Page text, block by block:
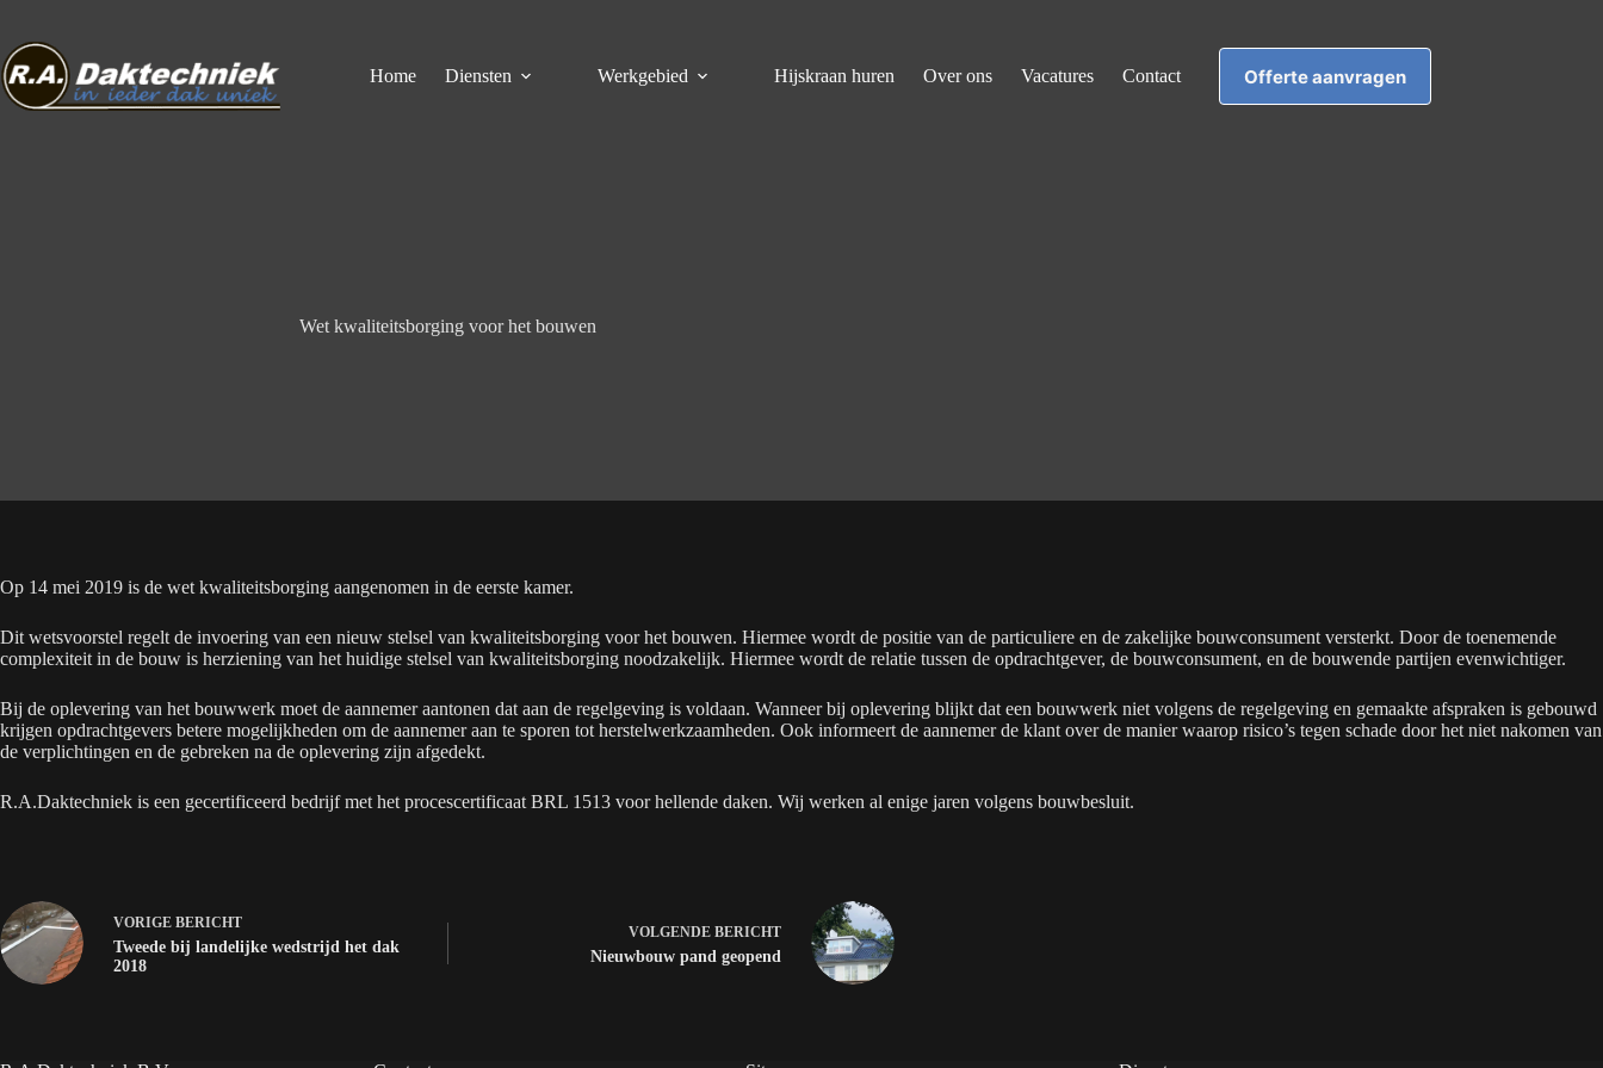
de
inhoud
Home Diensten Werkgebied Hijskraan huren Over ons Vacatures Contact Offerte aanvragen
Wet kwaliteitsborging voor het bouwen
Op 14 mei 2019 is de wet kwaliteitsborging aangenomen in de eerste kamer.
Dit wetsvoorstel regelt de invoering van een nieuw stelsel van kwaliteitsborging voor het bouwen. Hiermee wordt de positie van de particuliere en de zakelijke bouwconsument versterkt. Door de toenemende
complexiteit in de bouw is herziening van het huidige stelsel van kwaliteitsborging noodzakelijk. Hiermee wordt de relatie tussen de opdrachtgever, de bouwconsument, en de bouwende partijen evenwichtiger.
Bij de oplevering van het bouwwerk moet de aannemer aantonen dat aan de regelgeving is voldaan. Wanneer bij oplevering blijkt dat een bouwwerk niet volgens de regelgeving en gemaakte afspraken is gebouwd
krijgen opdrachtgevers betere mogelijkheden om de aannemer aan te sporen tot herstelwerkzaamheden. Ook informeert de aannemer de klant over de manier waarop risico’s tegen schade door het niet nakomen van
de verplichtingen en de gebreken na de oplevering zijn afgedekt.
R.A.Daktechniek is een gecertificeerd bedrijf met het procescertificaat BRL 1513 voor hellende daken. Wij werken al enige jaren volgens bouwbesluit.
VORIGE BERICHT
Tweede bij landelijke wedstrijd het dak
2018
VOLGENDE BERICHT
Nieuwbouw pand geopend